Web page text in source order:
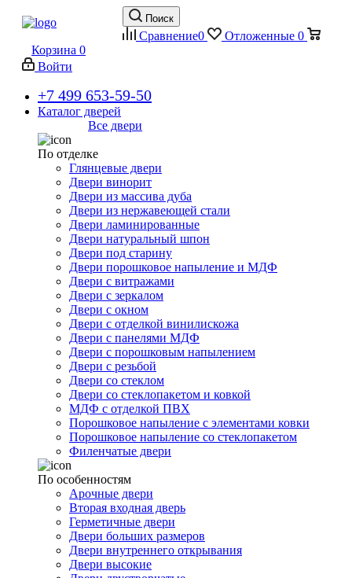
Поиск
Сравнение0 Отложенные 0
Корзина 0
Войти
+7 499 653-59-50
Каталог дверей
Все двери
По отделке
Глянцевые двери
Двери винорит
Двери из массива дуба
Двери из нержавеющей стали
Двери ламинированные
Двери натуральный шпон
Двери под старину
Двери порошковое напыление и МДФ
Двери с витражами
Двери с зеркалом
Двери с окном
Двери с отделкой винилискожа
Двери с панелями МДФ
Двери с порошковым напылением
Двери с резьбой
Двери со стеклом
Двери со стеклопакетом и ковкой
МДФ с отделкой ПВХ
Порошковое напыление с элементами ковки
Порошковое напыление со стеклопакетом
Филенчатые двери
По особенностям
Арочные двери
Вторая входная дверь
Герметичные двери
Двери больших размеров
Двери внутреннего открывания
Двери высокие